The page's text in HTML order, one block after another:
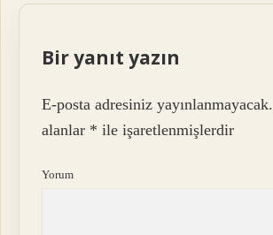
Bir yanıt yazın
E-posta adresiniz yayınlanmayacak.
alanlar * ile işaretlenmişlerdir
Yorum